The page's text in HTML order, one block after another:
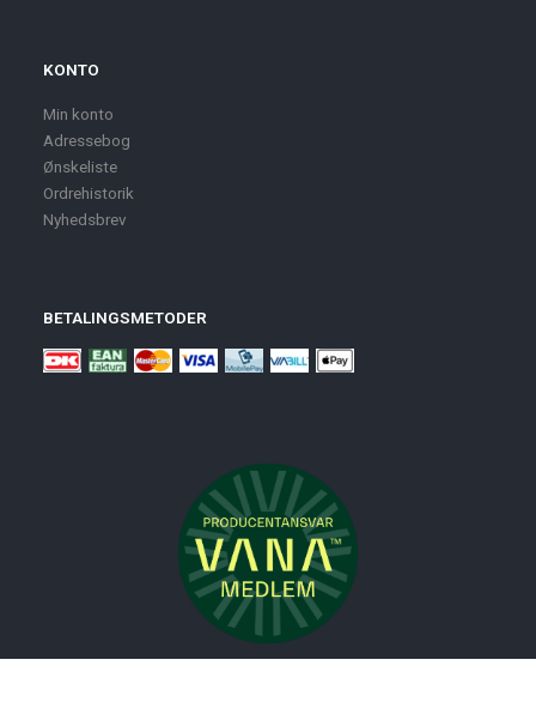
KONTO
Min konto
Adressebog
Ønskeliste
Ordrehistorik
Nyhedsbrev
BETALINGSMETODER